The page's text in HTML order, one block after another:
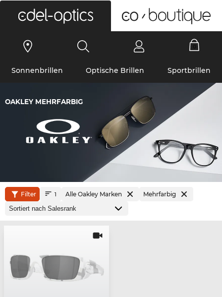
Sonnenbrillen Optische Brillen Sportbrillen
OAKLEY MEHRFARBIG
Filter 1 Alle Oakley Marken Mehrfarbig